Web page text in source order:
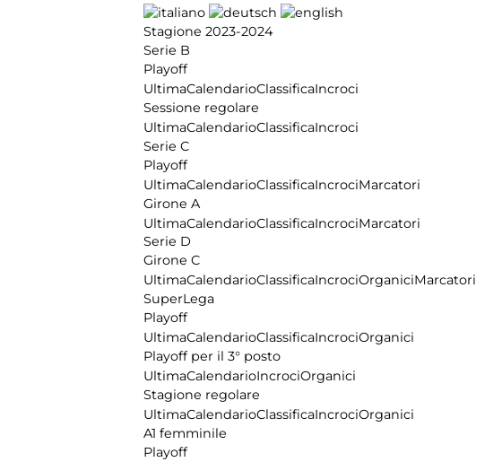
Stagione 2023-2024
Serie B
Playoff
UltimaCalendarioClassificaIncroci
Sessione regolare
UltimaCalendarioClassificaIncroci
Serie C
Playoff
UltimaCalendarioClassificaIncrociMarcatori
Girone A
UltimaCalendarioClassificaIncrociMarcatori
Serie D
Girone C
UltimaCalendarioClassificaIncrociOrganiciMarcatori
SuperLega
Playoff
UltimaCalendarioClassificaIncrociOrganici
Playoff per il 3° posto
UltimaCalendarioIncrociOrganici
Stagione regolare
UltimaCalendarioClassificaIncrociOrganici
A1 femminile
Playoff